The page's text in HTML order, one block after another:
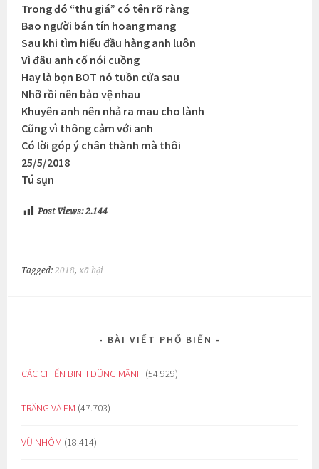
Trong đó “thu giá” có tên rõ ràng
Bao người bán tín hoang mang
Sau khi tìm hiểu đầu hàng anh luôn
Vì đâu anh cố nói cuồng
Hay là bọn BOT nó tuồn cửa sau
Nhỡ rồi nên bảo vệ nhau
Khuyên anh nên nhả ra mau cho lành
Cũng vì thông cảm với anh
Có lời góp ý chân thành mà thôi
25/5/2018
Tú sụn
Post Views: 2.144
Tagged:2018,xã hội
BÀI VIẾT PHỔ BIẾN
CÁC CHIẾN BINH DŨNG MÃNH (54.929)
TRĂNG VÀ EM (47.703)
VŨ NHÔM (18.414)